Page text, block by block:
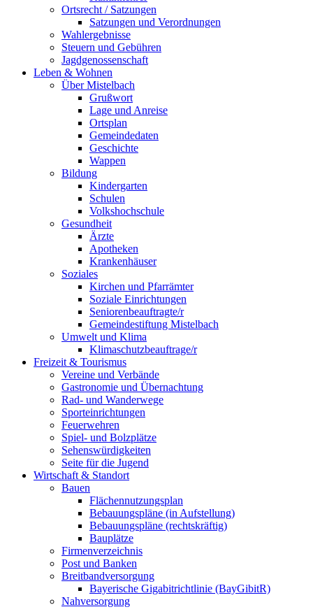
Ortsrecht / Satzungen
Satzungen und Verordnungen
Wahlergebnisse
Steuern und Gebühren
Jagdgenossenschaft
Leben & Wohnen
Über Mistelbach
Grußwort
Lage und Anreise
Ortsplan
Gemeindedaten
Geschichte
Wappen
Bildung
Kindergarten
Schulen
Volkshochschule
Gesundheit
Ärzte
Apotheken
Krankenhäuser
Soziales
Kirchen und Pfarrämter
Soziale Einrichtungen
Seniorenbeauftragte/r
Gemeindestiftung Mistelbach
Umwelt und Klima
Klimaschutzbeauftrage/r
Freizeit & Tourismus
Vereine und Verbände
Gastronomie und Übernachtung
Rad- und Wanderwege
Sporteinrichtungen
Feuerwehren
Spiel- und Bolzplätze
Sehenswürdigkeiten
Seite für die Jugend
Wirtschaft & Standort
Bauen
Flächennutzungsplan
Bebauungspläne (in Aufstellung)
Bebauungspläne (rechtskräftig)
Bauplätze
Firmenverzeichnis
Post und Banken
Breitbandversorgung
Bayerische Gigabitrichtlinie (BayGibitR)
Nahversorgung